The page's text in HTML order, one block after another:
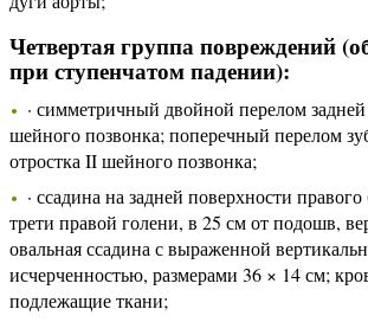
Четвертая группа повреждений
при ступенчатом падении):
· симметричный двойной перелом
шейного позвонка; поперечный перелом
отростка II шейного позвонка;
· ссадина на задней поверхности
трети правой голени, в 25 см от подошв,
овальная ссадина с выраженной
исчерченностью, размерами 36 × 14 см;
подлежащие ткани;